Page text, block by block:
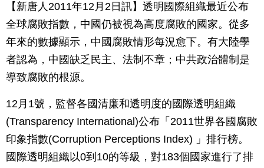
【新唐人2011年12月2日訊】透明國際組織最近公布
全球腐敗指數，中國仍被視為高度腐敗的國家。從多
年來的數據顯示，中國腐敗情形每況愈下。有大陸學
者認為，中國缺乏民主、法制不章；中共政治體制是
導致腐敗的根源。
12月1號，監督各國清廉和透明度的國際透明組織
(Transparency International)公布「2011世界各國腐敗
印象指數(Corruption Perceptions Index) 」排行榜。
國際透明組織以0到10的等級，對183個國家進行了排